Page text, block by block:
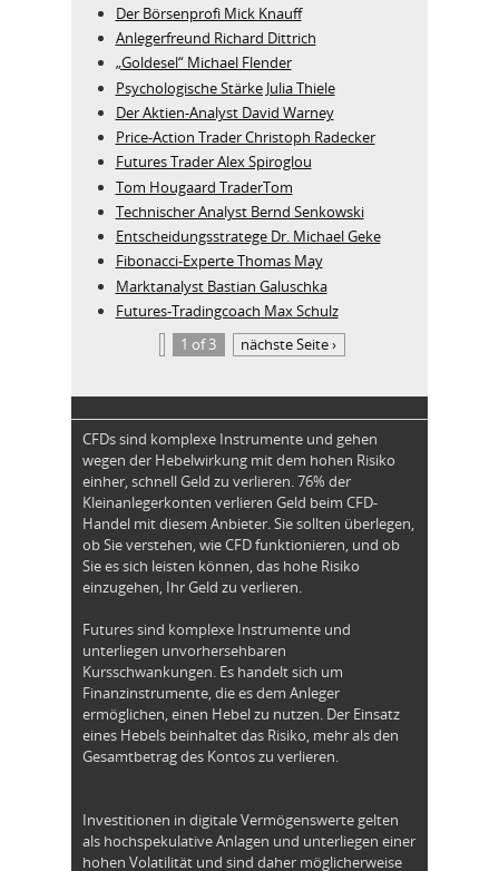
Der Börsenprofi Mick Knauff
Anlegerfreund Richard Dittrich
„Goldesel“ Michael Flender
Psychologische Stärke Julia Thiele
Der Aktien-Analyst David Warney
Price-Action Trader Christoph Radecker
Futures Trader Alex Spiroglou
Tom Hougaard TraderTom
Technischer Analyst Bernd Senkowski
Entscheidungsstratege Dr. Michael Geke
Fibonacci-Experte Thomas May
Marktanalyst Bastian Galuschka
Futures-Tradingcoach Max Schulz
1 of 3
nächste Seite ›
CFDs sind komplexe Instrumente und gehen
wegen der Hebelwirkung mit dem hohen Risiko
einher, schnell Geld zu verlieren. 76% der
Kleinanlegerkonten verlieren Geld beim CFD-
Handel mit diesem Anbieter. Sie sollten überlegen,
ob Sie verstehen, wie CFD funktionieren, und ob
Sie es sich leisten können, das hohe Risiko
einzugehen, Ihr Geld zu verlieren.
Futures sind komplexe Instrumente und
unterliegen unvorhersehbaren
Kursschwankungen. Es handelt sich um
Finanzinstrumente, die es dem Anleger
ermöglichen, einen Hebel zu nutzen. Der Einsatz
eines Hebels beinhaltet das Risiko, mehr als den
Gesamtbetrag des Kontos zu verlieren.
Investitionen in digitale Vermögenswerte gelten
als hochspekulative Anlagen und unterliegen einer
hohen Volatilität und sind daher möglicherweise